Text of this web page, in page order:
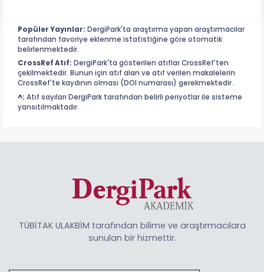
Popüler Yayınlar: DergiPark'ta araştırma yapan araştırmacılar
tarafından favoriye eklenme istatistiğine göre otomatik
belirlenmektedir.
CrossRef Atıf: DergiPark'ta gösterilen atıflar CrossRef'ten
çekilmektedir. Bunun için atıf alan ve atıf verilen makalelerin
CrossRef'te kaydının olması (DOI numarası) gerekmektedir.
^: Atıf sayıları DergiPark tarafından belirli periyotlar ile sisteme
yansıtılmaktadır.
TÜBİTAK ULAKBİM tarafından bilime ve araştırmacılara
sunulan bir hizmettir.